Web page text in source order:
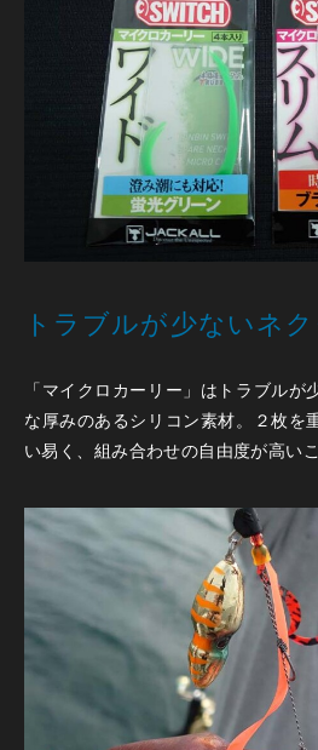
トラブルが少ないネ
「マイクロカーリー」はトラブル
な厚みのあるシリコン素材。２枚を
い易く、組み合わせの自由度が高い